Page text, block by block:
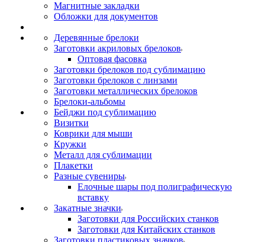
Магнитные закладки
Обложки для документов
Деревянные брелоки
Заготовки акриловых брелоков
Оптовая фасовка
Заготовки брелоков под сублимацию
Заготовки брелоков с линзами
Заготовки металлических брелоков
Брелоки-альбомы
Бейджи под сублимацию
Визитки
Коврики для мыши
Кружки
Металл для сублимации
Плакетки
Разные сувениры
Елочные шары под полиграфическую
вставку
Закатные значки
Заготовки для Российских станков
Заготовки для Китайских станков
Заготовки пластиковых значков